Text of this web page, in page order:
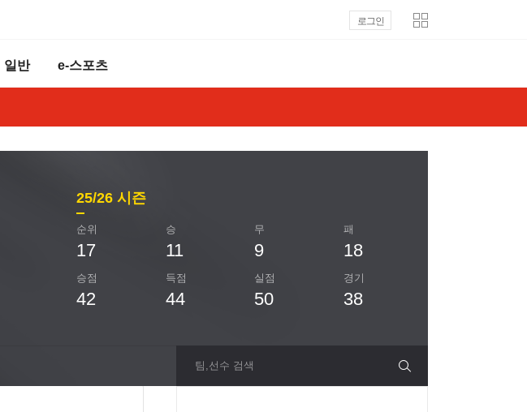
로그인
일반 e-스포츠
25/26 시즌
순위
17
승
11
무
9
패
18
승점
42
득점
44
실점
50
경기
38
팀,선수 검색